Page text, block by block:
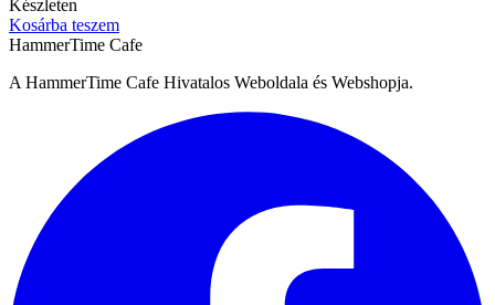
Készleten
Kosárba teszem
HammerTime Cafe
A HammerTime Cafe Hivatalos Weboldala és Webshopja.